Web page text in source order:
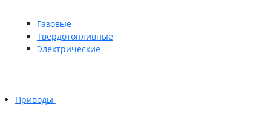
Газовые
Твердотопливные
Электрические
Приводы